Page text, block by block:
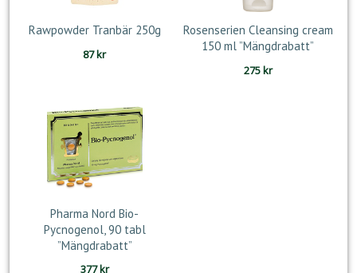
Rawpowder Tranbär 250g
87kr
Rosenserien Cleansing cream
150 ml ”Mängdrabatt”
275kr
Pharma Nord Bio-
Pycnogenol, 90 tabl
”Mängdrabatt”
377kr